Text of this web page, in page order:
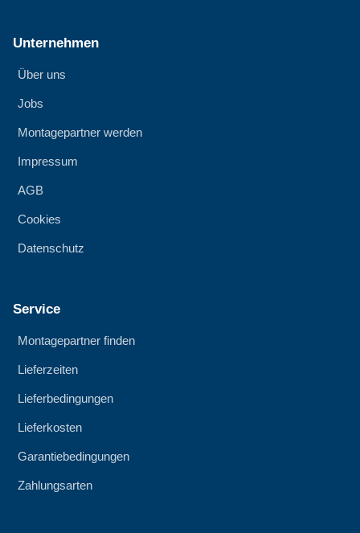
Unternehmen
Über uns
Jobs
Montagepartner werden
Impressum
AGB
Cookies
Datenschutz
Service
Montagepartner finden
Lieferzeiten
Lieferbedingungen
Lieferkosten
Garantiebedingungen
Zahlungsarten